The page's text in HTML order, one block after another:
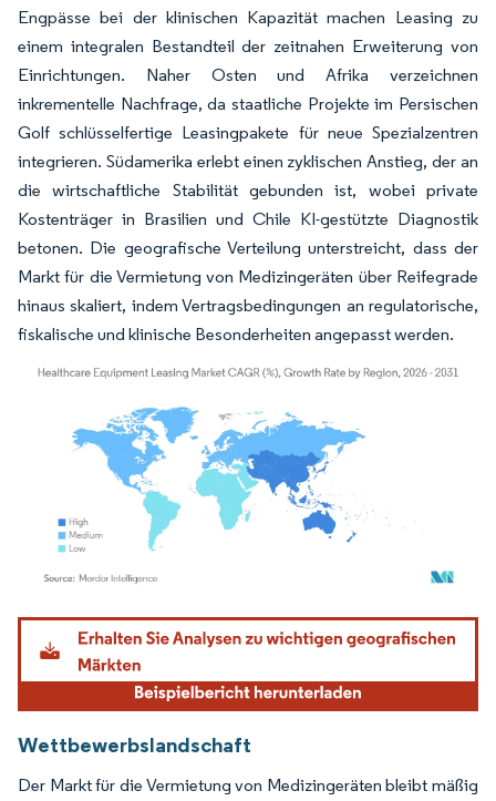
Engpässe bei der klinischen Kapazität machen Leasing zu
einem integralen Bestandteil der zeitnahen Erweiterung von
Einrichtungen. Naher Osten und Afrika verzeichnen
inkrementelle Nachfrage, da staatliche Projekte im Persischen
Golf schlüsselfertige Leasingpakete für neue Spezialzentren
integrieren. Südamerika erlebt einen zyklischen Anstieg, der an
die wirtschaftliche Stabilität gebunden ist, wobei private
Kostenträger in Brasilien und Chile KI-gestützte Diagnostik
betonen. Die geografische Verteilung unterstreicht, dass der
Markt für die Vermietung von Medizingeräten über Reifegrade
hinaus skaliert, indem Vertragsbedingungen an regulatorische,
fiskalische und klinische Besonderheiten angepasst werden.
Bild © Mordor Intelligence. Wiederverwendung erfordert Namensnennung gemäß
Wettbewerbslandschaft
Der Markt für die Vermietung von Medizingeräten bleibt mäßig